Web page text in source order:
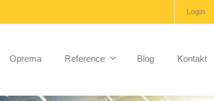
Login
Oprema Reference Blog Kontakt